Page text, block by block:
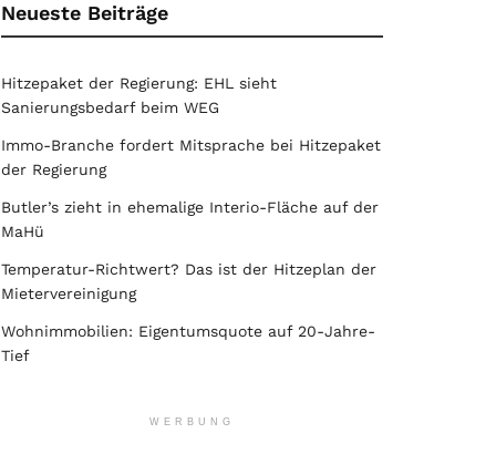
Neueste Beiträge
Hitzepaket der Regierung: EHL sieht
Sanierungsbedarf beim WEG
Immo-Branche fordert Mitsprache bei Hitzepaket
der Regierung
Butler’s zieht in ehemalige Interio-Fläche auf der
MaHü
Temperatur-Richtwert? Das ist der Hitzeplan der
Mietervereinigung
Wohnimmobilien: Eigentumsquote auf 20-Jahre-
Tief
WERBUNG